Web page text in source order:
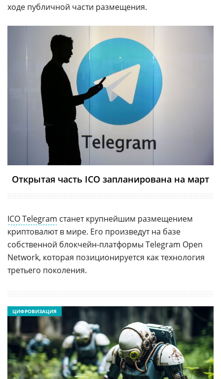
ходе публичной части размещения.
Открытая часть ICO запланирована на март
ICO Telegram станет крупнейшим размещением
криптовалют в мире. Его произведут на базе
собственной блокчейн-платформы Telegram Open
Network, которая позиционируется как технология
третьего поколения.
ЦИФРОВИЗАЦИЯ